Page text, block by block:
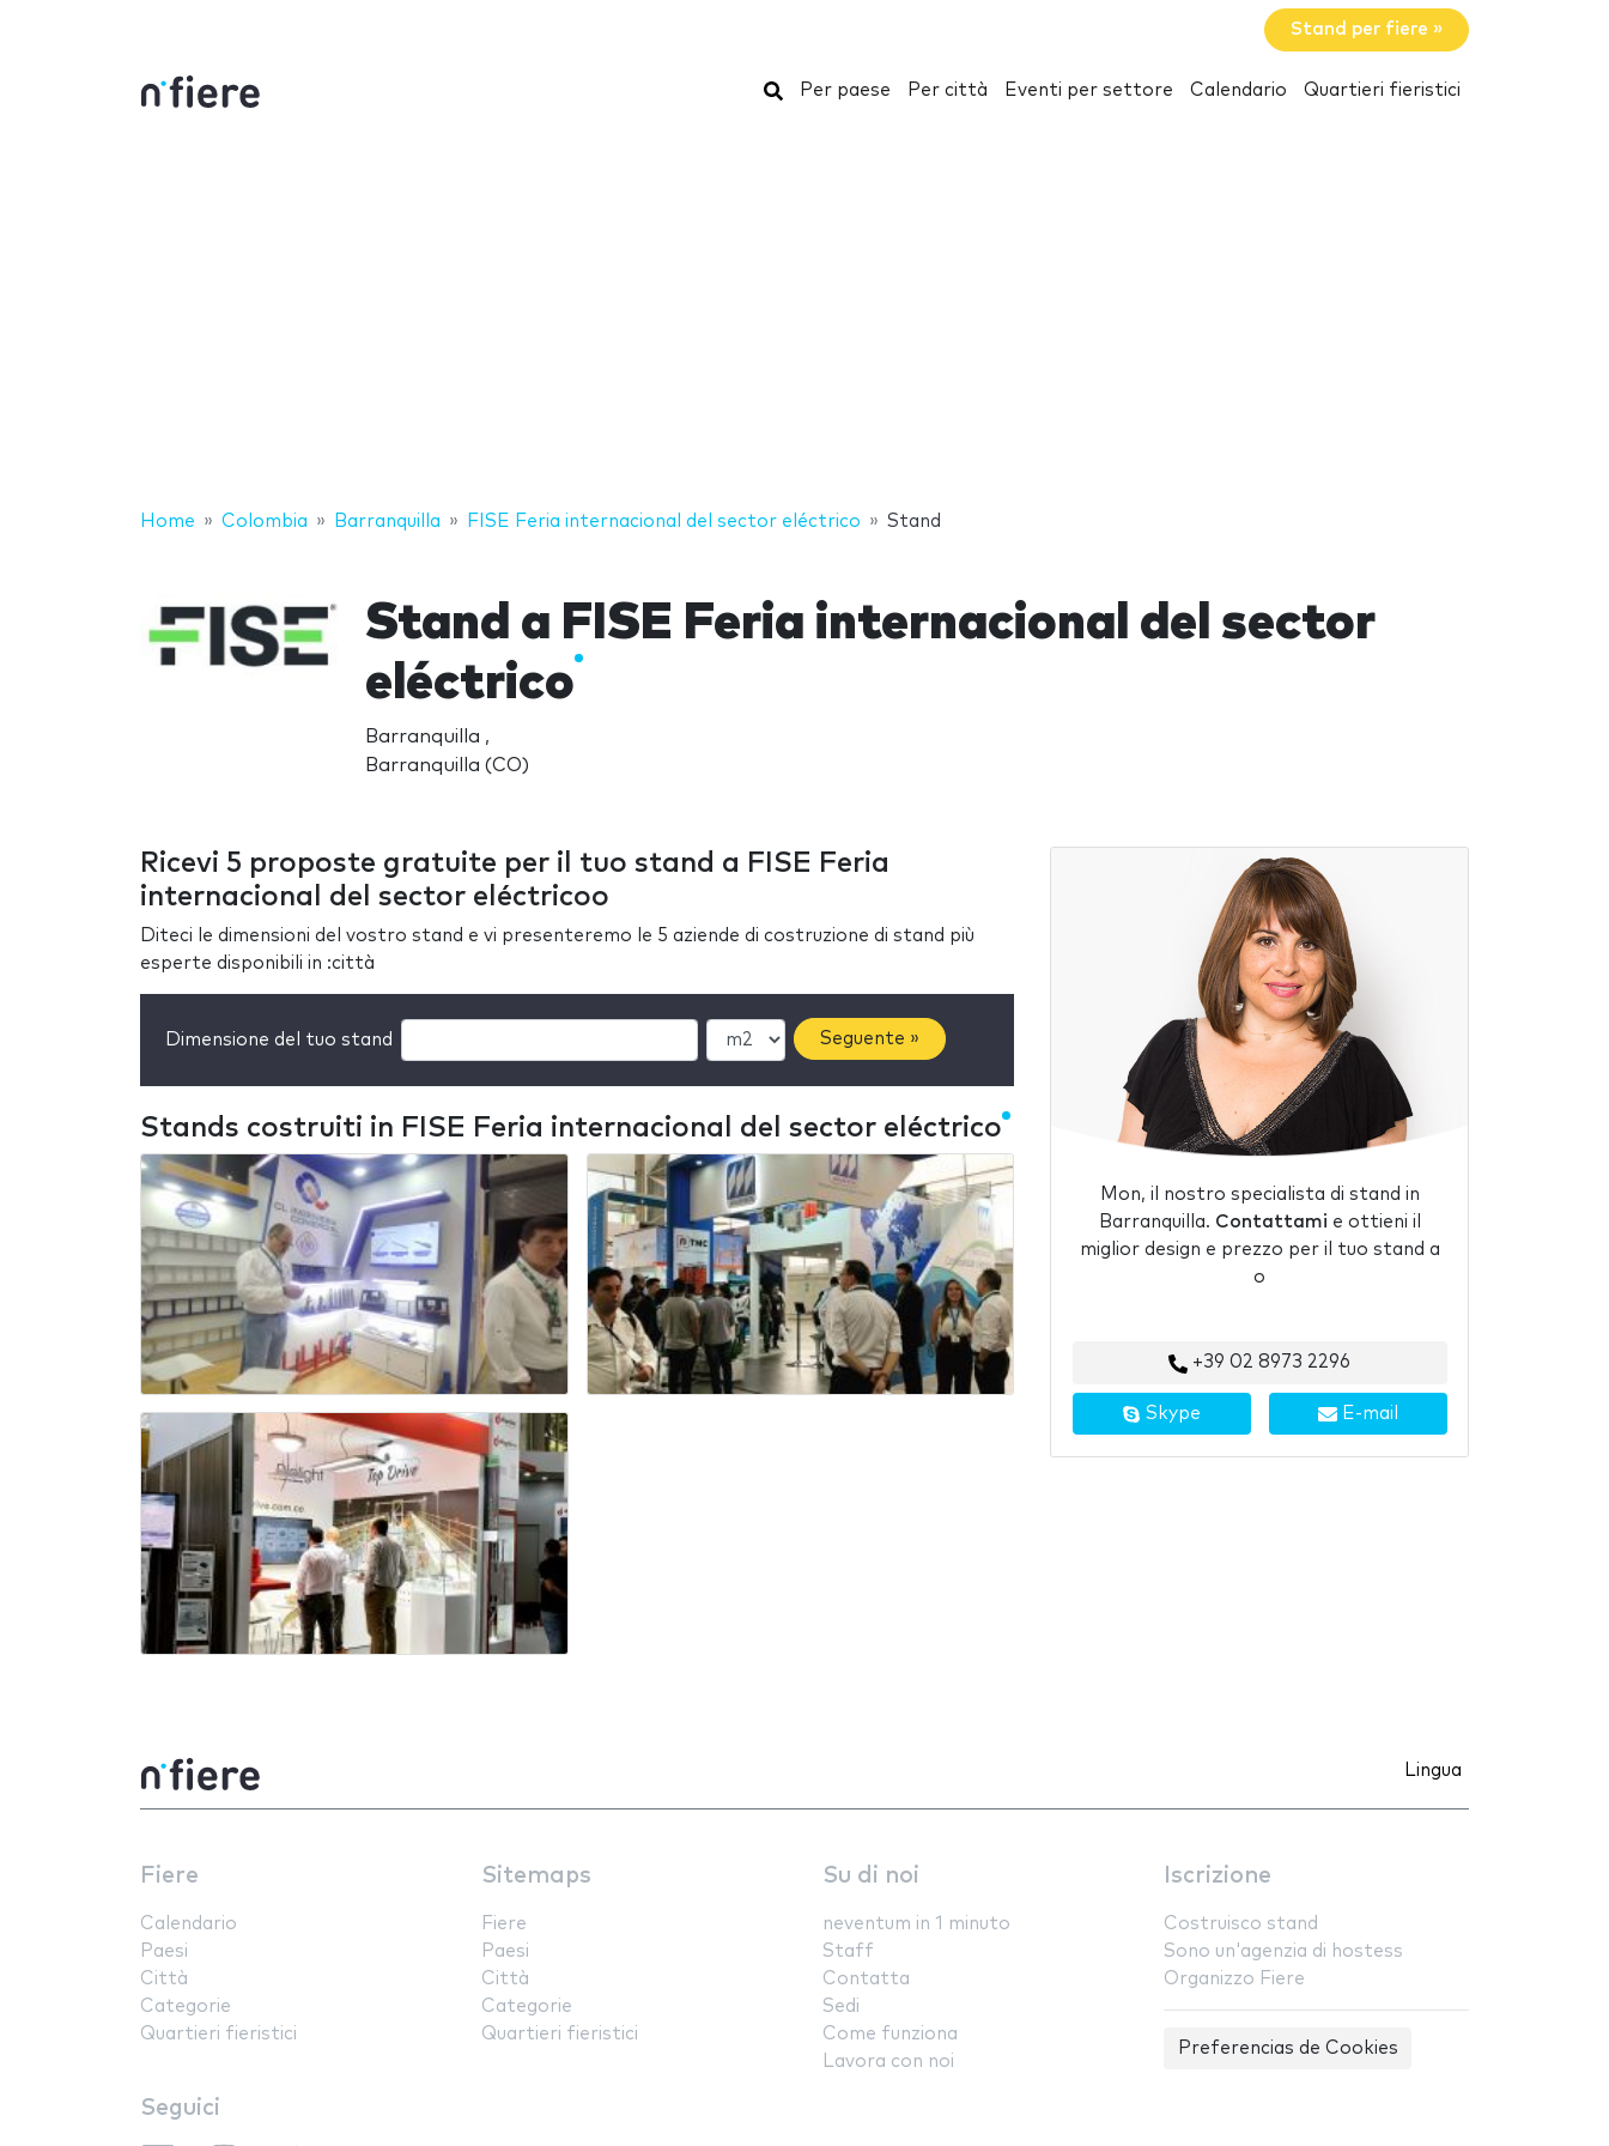
Stand per fiere »
Cerca
Per paese Per città Eventi per settore Calendario Quartieri fieristici
Home Colombia Barranquilla FISE Feria internacional del sector eléctrico Stand
Stand a FISE Feria internacional del sector
eléctrico
Barranquilla ,
Barranquilla (CO)
Ricevi 5 proposte gratuite per il tuo stand a FISE Feria
internacional del sector eléctricoo
Diteci le dimensioni del vostro stand e vi presenteremo le 5 aziende di costruzione di stand più
esperte disponibili in :città
Dimensione del tuo stand Seguente »
Stands costruiti in FISE Feria internacional del sector eléctrico
Mon, il nostro specialista di stand in
Barranquilla. Contattami e ottieni il
miglior design e prezzo per il tuo stand a
o
+39 02 8973 2296
Skype E-mail
Lingua
Fiere
Calendario
Paesi
Città
Categorie
Quartieri fieristici
Sitemaps
Fiere
Paesi
Città
Categorie
Quartieri fieristici
Su di noi
neventum in 1 minuto
Staff
Contatta
Sedi
Come funziona
Lavora con noi
Iscrizione
Costruisco stand
Sono un'agenzia di hostess
Organizzo Fiere
Preferencias de Cookies
Seguici